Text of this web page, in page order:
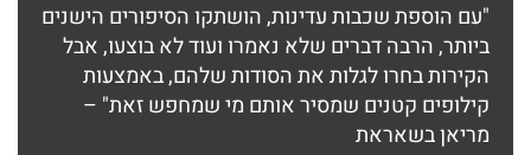
"עם הוספת שכבות עדינות, הושתקו הסיפורים הישנים
ביותר, הרבה דברים שלא נאמרו ועוד לא בוצעו, אבל
הקירות בחרו לגלות את הסודות שלהם, באמצעות
קילופים קטנים שמסיר אותם מי שמחפש זאת" –
מריאן בשאראת